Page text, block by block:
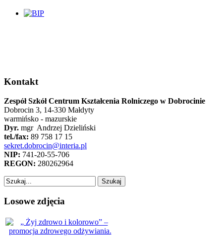
Kontakt
Zespół Szkół Centrum Kształcenia Rolniczego w Dobrocinie
Dobrocin 3, 14-330 Małdyty
warmińsko - mazurskie
Dyr. mgr Andrzej Dzieliński
tel./fax: 89 758 17 15
sekret.dobrocin@interia.pl
NIP: 741-20-55-706
REGON: 280262964
Losowe zdjęcia